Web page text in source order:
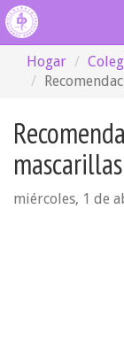
Hogar
mascarillas
miércoles, 1 de